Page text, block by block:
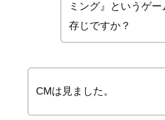
ミング』というゲ
存じですか？
CMは見ました。